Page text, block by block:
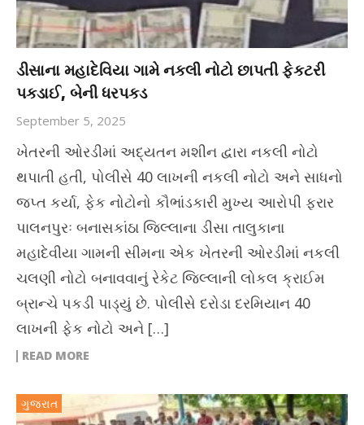
ડીસાના મહાદેવિયા ગામે નકલી નોટો છાપતી ફેકટરી
પકડાઈ, બેની ધરપકડ
September 5, 2025
ખેતરની ઓરડીમાં અદ્યતન મશીન દ્વારા નકલી નોટો
થપાતી હતી, પોલીસે 40 લાખની નકલી નોટો અને સાધનો
જપ્ત કર્યા, ફેક નોટોનો કૌભાંડકારી મુખ્ય આરોપી ફરાર
પાલનપુરઃ બનાસકાંઠા જિલ્લાના ડીસા તાલુકાના
મહાદેવીયા ગામની સીમના એક ખેતરની ઓરડીમાં નકલી
ચલણી નોટો બનાવવાનું રેકેટ જિલ્લાની લોકલ ક્રાઈમ
બ્રાન્ચે પકડી પાડ્યું છે. પોલીસે દરોડા દરમિયાન 40
લાખની ફેક નોટો અને […]
READ MORE
ગુજરાત